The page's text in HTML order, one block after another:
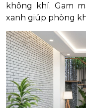
không khí. Gam
xanh giúp phòng